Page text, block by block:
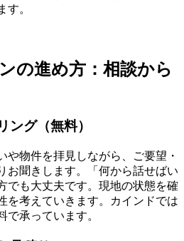
す。
の進め方：相談から
グ（無料）
や物件を拝見しながら、ご要望・
お聞きします。「何から話せばい
でも大丈夫です。現地の状態を確
を考えていきます。カインドでは
で承っています。